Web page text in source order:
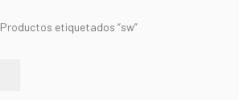
Productos etiquetados “sw”